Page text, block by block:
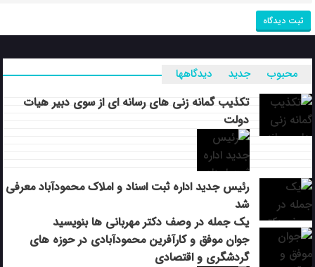
محبوب جدید دیدگاهها
تکذیب گمانه زنی های رسانه ای از سوی دبیر هیات
دولت
رئیس جدید اداره ثبت اسناد و املاک محمودآباد معرفی
شد
یک جمله در وصف دکتر مهربانی ها بنویسید
جوان موفق و کارآفرین محمودآبادی در حوزه های
گردشگری و اقتصادی